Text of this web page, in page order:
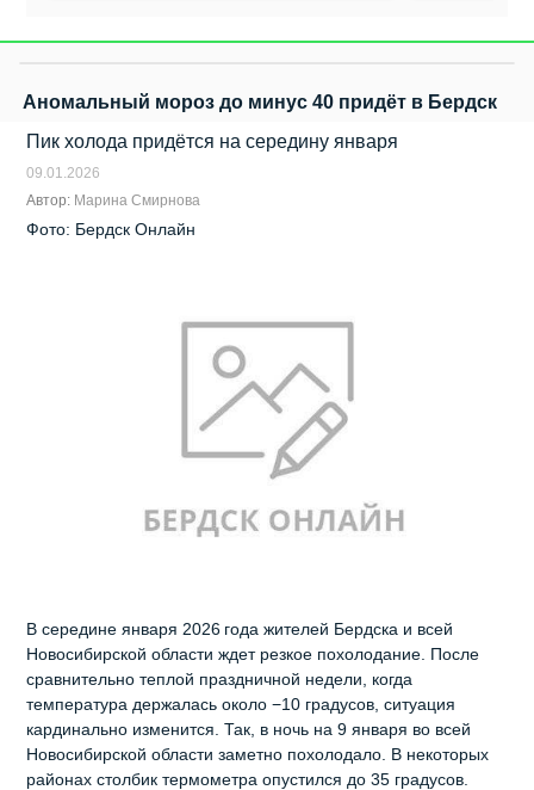
Аномальный мороз до минус 40 придёт в Бердск
Пик холода придётся на середину января
09.01.2026
Автор: Марина Смирнова
Фото: Бердск Онлайн
В середине января 2026 года жителей Бердска и всей
Новосибирской области ждет резкое похолодание. После
сравнительно теплой праздничной недели, когда
температура держалась около −10 градусов, ситуация
кардинально изменится. Так, в ночь на 9 января во всей
Новосибирской области заметно похолодало. В некоторых
районах столбик термометра опустился до 35 градусов.